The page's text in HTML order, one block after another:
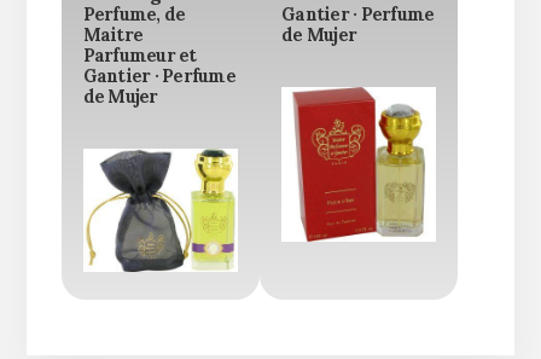
Perfume, de
Maitre
Parfumeur et
Gantier · Perfume
de Mujer
Gantier · Perfume
de Mujer